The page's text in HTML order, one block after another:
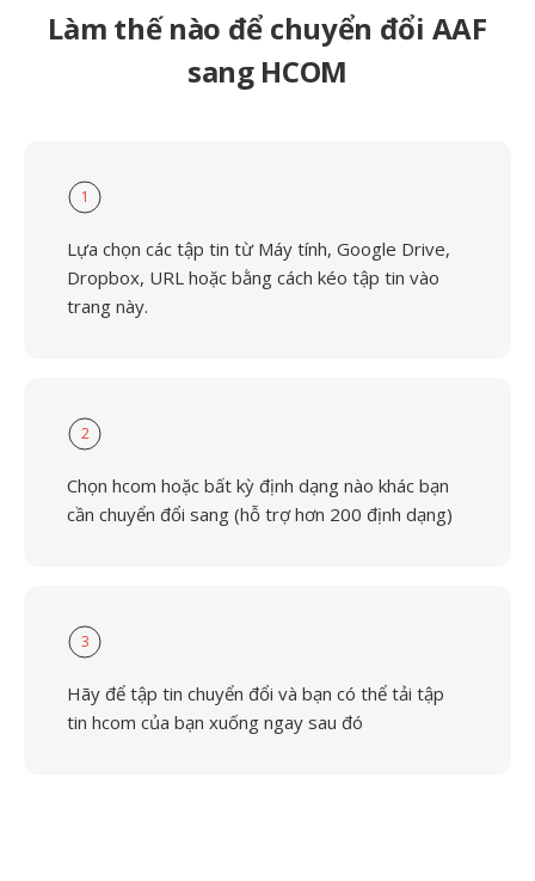
Làm thế nào để chuyển đổi AAF
sang HCOM
1
Lựa chọn các tập tin từ Máy tính, Google Drive,
Dropbox, URL hoặc bằng cách kéo tập tin vào
trang này.
2
Chọn hcom hoặc bất kỳ định dạng nào khác bạn
cần chuyển đổi sang (hỗ trợ hơn 200 định dạng)
3
Hãy để tập tin chuyển đổi và bạn có thể tải tập
tin hcom của bạn xuống ngay sau đó